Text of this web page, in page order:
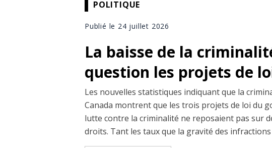
POLITIQUE
Publié le 24 juillet 2026
La baisse de la
question les projets de
Les nouvelles statistiques indiquant que la
Canada montrent que les trois projets de loi du
lutte contre la criminalité ne reposaient pas sur
droits. Tant les taux que la gravité des